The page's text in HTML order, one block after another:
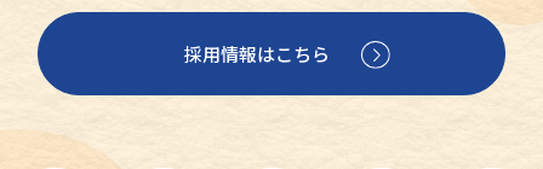
採用情報はこちら